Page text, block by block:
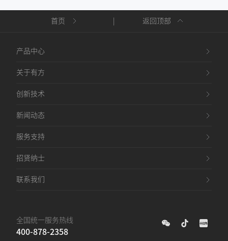
首页 返回顶部
产品中心
关于有方
创新技术
新闻动态
服务支持
招贤纳士
联系我们
全国统一服务热线
400-878-2358